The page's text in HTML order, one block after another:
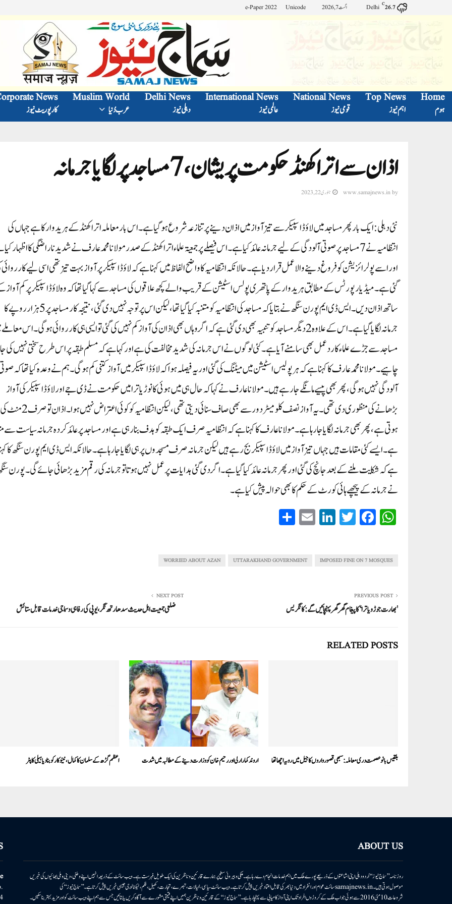
26.7
C
Delhi اگست 7, 2026 Unicode
e-Paper 2022
Home
ہوم
Top News
اہم نیوز
National News
قومی نیوز
International News
عالمی نیوز
Delhi News
دہلی نیوز
Muslim World
عرب دُنیا
News
کارپوریٹ نیوز
اذان سے اتراکھنڈ حکومت پریشان، 7مساجد پر لگایا جرمانہ
by
www.samajnews.in جنوری 22, 2023
نئی دہلی: ایک بار پھر مساجد میں لاؤڈاسپیکر سے تیز آواز میں اذان دینے پر تنازعہ شروع ہو گیا ہے۔ اس بار معاملہ اتراکھنڈ کے ہریدوار کا ہے جہاں کی
انتظامیہ نے 7 مساجد پر صوتی آلودگی کے لیے جرمانہ عائد کیا ہے۔ اس فیصلے پر جمعیۃ علماء اتراکھنڈ کے صدر مولانا محمد عارف نے شدید ناراضگی کا اظہار
اور اسے پولرائزیشن کو فروغ دینے والا عمل قرار دیا ہے۔ حالانکہ انتظامیہ کا واضح الفاظ میں کہنا ہے کہ لاؤڈاسپیکر پر آواز بہت تیز تھی اسی لیے
گئی ہے۔میڈیا رپورٹس کے مطابق ہریدوار کے پاتھری پولس اسٹیشن کے قریب والے کچھ علاقوں کی مساجد سے کہا گیا تھا کہ وہ لاؤڈاسپیکر پر کم
ساتھ اذان دیں۔ ایس ڈی ایم پورن سنگھ نے بتایا کہ مساجد کی انتظامیہ کو متنبہ کیا گیا تھا، لیکن اس پر توجہ نہیں دی گئی، نتیجہ کار مساجد پر 5 ہزار روپے کا
جرمانہ لگایا گیا ہے۔ اس کے علاوہ 2 دیگر مساجد کو تنبیہ بھی دی گئی ہے کہ اگر وہاں بھی اذان کی آواز کم نہیں کی گئی تو ایسی ہی کارروائی ہوگی۔اس
مساجد سے جڑے علماء کا رد عمل بھی سامنے آیا ہے۔ کئی لوگوں نے اس جرمانہ کی شدید مخالفت کی ہے اور کہا ہے کہ مسلم طبقہ پر اس طرح سختی نہیں کی
چاہیے۔ مولانا محمد عارف کا کہنا ہے کہ ہر پولیس اسٹیشن میں میٹنگ کی گئی اور یہ فیصلہ ہوا کہ لاؤڈاسپیکر میں آواز کتنی کم ہوگی۔ ہم نے وعدہ کیا تھا کہ
آلودگی نہیں ہوگی، پھر بھی پیسے مانگے جا رہے ہیں۔ مولانا عارف نے کہا کہ حال ہی میں ہوئی کانوڑ یاترا میں حکومت نے ڈی جے اور لاؤڈاسپیکر کی آواز
بڑھانے کی منظوری دی تھی۔ یہ آواز نصف کلومیٹر دور سے بھی صاف سنائی دیتی تھی، لیکن انتظامیہ کو کوئی اعتراض نہیں ہوا۔ اذان تو صرف 2 منٹ کی
ہوتی ہے، پھر بھی جرمانہ لگایا جا رہا ہے۔مولانا عارف کا کہنا ہے کہ انتظامیہ صرف ایک طبقہ کو ہدف بنا رہی ہے اور مساجد پر عائد کردہ جرمانہ سیاست سے
ہے۔ ایسے کئی مقامات ہیں جہاں تیز آواز میں لاؤڈاسپیکر بج رہے ہیں لیکن جرمانہ صرف مسجدوں پر ہی لگایا جا رہا ہے۔ حالانکہ ایس ڈی ایم پورن سنگھ کا
ہے کہ شکایت ملنے کے بعد جانچ کی گئی اور پھر جرمانہ عائد کیا گیا ہے۔ اگر دی گئی ہدایات پر عمل نہیں ہوتا تو جرمانہ کی رقم مزید بڑھائی جائے گی۔ پورن
نے جرمانہ کے پیچھے ہائی کورٹ کے حکم کا بھی حوالہ پیش کیا ہے۔
W
ha
A
Fa
ce
ok
T
wi
r
Li
nk
In
E
m
IMPOSED FINE ON 7 MOSQUES
UTTARAKHAND GOVERNMENT
WORRIED ABOUT AZAN
PREVIOUS POST
’بھارت جوڑو یاترا‘ کا پیغام گھر گھر پہنچائیں گے: کانگریس
NEXT POST
ضلعی جمعیت اہل حدیث سدھارتھ نگر، یوپی کی رفاہی وسماجی خدمات قابل ستائش
RELATED POSTS
بلقیس بانوعصمت دری معاملہ:سبھی قصورواروں کا جیل میں رویہ اچھا تھا اروندکمارارلی اور رحیم خان کو وزارت دینے کے مطالبہ میں شدت اعظم گڑھ کے سلمان کا کمال، نینو کار کو بنا دیا ہیلی کاپٹر
ABOUT US
روزنامہ ’’سماج نیوز‘‘ اُردو دہلی اپنی اشاعتوں کے ذریعے پورے ملک میں اہم خدمات انجام دے رہا ہے۔ ملکی وبیرونی سطح پر ہمارے قارئین وناظرین کی ایک طویل فہرست ہے۔ ویب سائٹ کے ذریعہ انہیں اپنے وطنی، دینی وملی بھائیوں کی خبریں
موصول ہوتی ہیں۔samajnews.inسائٹ عوام اور انفراد میں دنیا بھر کی قابل اعتماد خبریں پیش کرتا ہے۔ ویب سائٹ سیاسی، خیالات، تبصرے، تجارت، کھیل، فلم، ٹیکنالوجی جیسی خبریں پیش کرتا ہے۔ ’’سماج نیوز‘‘ کی
شروعات 10مئی 2016 سے ہوئی جو اب ملک کے کروڑوں افراد تک اپنی آواز کامیابی سے پہنچا رہا ہے۔ ’’سماج نیوز‘‘ کے قارئین وناظرین ہمیں اپنے قیمتی مشورے سے آگاہ کریں یا بتائیں جس سے ہم اپنے ویب سائٹ کو اور مزید بہتر بناسکیں۔